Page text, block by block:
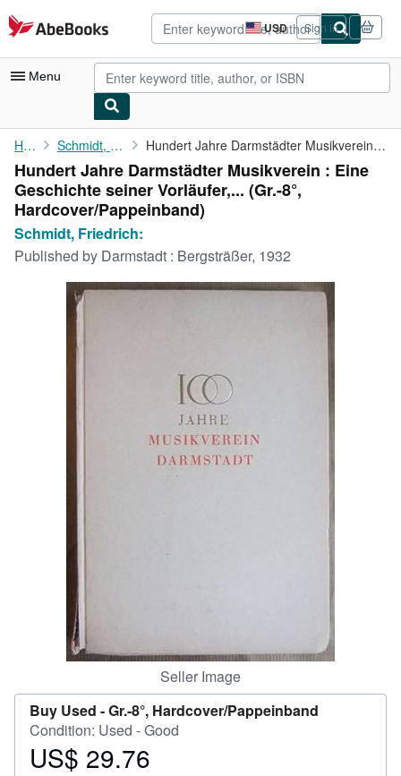
Skip to main content
AbeBooks.com USD
Site
shopping
preferences
Sign in
Menu
My Account
My Purchases
Advanced Search
Browse Collections
Art & Collectibles
CLOSE
Home Schmidt, Friedrich: Hundert Jahre Darmstädter Musikverein : Eine Geschichte seiner ...
Hundert Jahre Darmstädter Musikverein : Eine
Geschichte seiner Vorläufer,... (Gr.-8°,
Hardcover/Pappeinband)
Schmidt, Friedrich:
Published by Darmstadt : Bergsträßer, 1932
Seller Image
Buy Used -Gr.-8°, Hardcover/Pappeinband
Condition: Used - Good
Price
US$ 29.76